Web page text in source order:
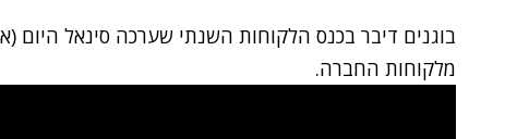
בוגנים דיבר בכנס הלקוחות השנתי שערכה סינאל היום
מלקוחות החברה.